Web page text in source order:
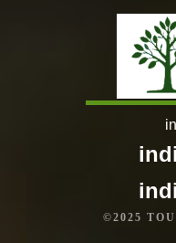
©2025